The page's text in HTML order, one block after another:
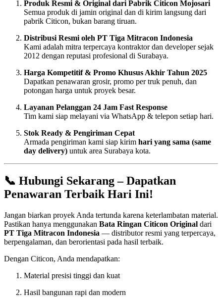
Produk Resmi & Original dari Pabrik Citicon Mojosari
Semua produk di jamin original dan di kirim langsung dari
pabrik Citicon, bukan barang tiruan.
Distribusi Resmi oleh PT Tiga Mitracon Indonesia
Kami adalah mitra terpercaya kontraktor dan developer sejak
2012 dengan reputasi profesional di Surabaya.
Harga Kompetitif & Promo Khusus Akhir Tahun 2025
Dapatkan penawaran grosir, promo per truk penuh, dan
potongan harga untuk proyek besar.
Layanan Pelanggan 24 Jam Fast Response
Tim kami siap melayani via WhatsApp & telepon setiap hari.
Stok Ready & Pengiriman Cepat
Armada pengiriman kami siap kirim hari yang sama (same
day delivery) untuk area Surabaya kota.
📞 Hubungi Sekarang – Dapatkan
Penawaran Terbaik Hari Ini!
Jangan biarkan proyek Anda tertunda karena keterlambatan material.
Pastikan hanya menggunakan Bata Ringan Citicon Original dari
PT Tiga Mitracon Indonesia — distributor resmi yang terpercaya,
berpengalaman, dan berorientasi pada hasil terbaik.
Dengan Citicon, Anda mendapatkan:
Material presisi tinggi dan kuat
Hasil bangunan rapi dan modern